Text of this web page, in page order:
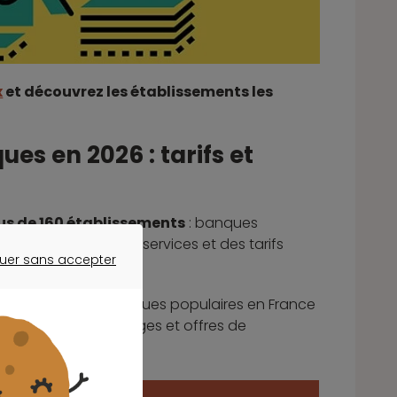
et découvrez les établissements les
en 2026 : tarifs et
de 160 établissements : banques
propose des services et des tarifs
plusieurs banques populaires en France
minimum, avantages et offres de
sans accepter